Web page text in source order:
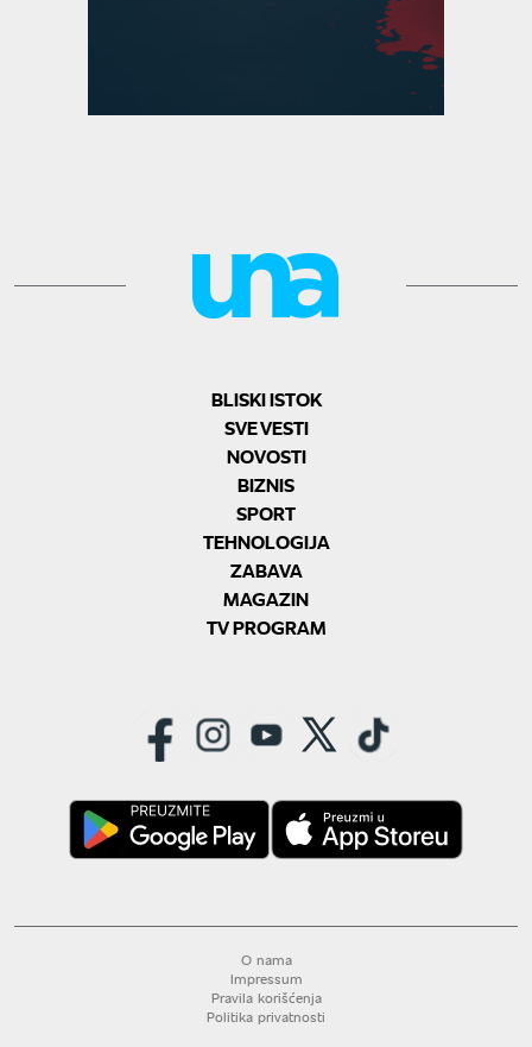
BLISKI ISTOK
SVE VESTI
NOVOSTI
BIZNIS
SPORT
TEHNOLOGIJA
ZABAVA
MAGAZIN
TV PROGRAM
O nama
Impressum
Pravila korišćenja
Politika privatnosti